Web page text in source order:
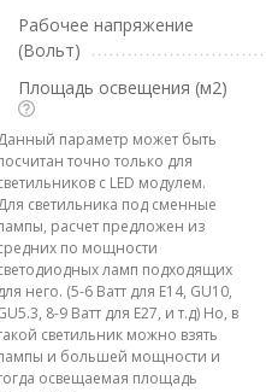
Рабочее напряжение
(Вольт)
Площадь освещения (м2)
параметр может быть
точно только для
с LED модулем.
светильника под сменные
расчет предложен из
по мощности
ламп подходящих
него. (5-6 Ватт для E14, GU10,
8-9 Ватт для E27, и т.д) Но, в
светильник можно взять
и большей мощности и
освещаемая площадь